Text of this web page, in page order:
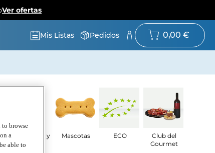
Ver ofertas
Mis Listas Pedidos 0,00 €
Droguería y
limpieza
Mascotas ECO
Club del
Gourmet
browse
a
able to